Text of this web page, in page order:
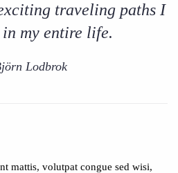
traveling paths I
in my entire life.
Lodbrok
mattis, volutpat congue sed wisi,